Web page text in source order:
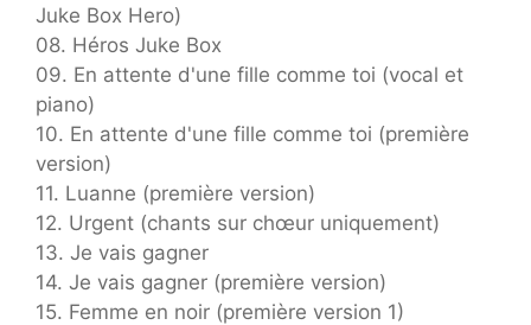
Juke Box Hero)
08. Héros Juke Box
09. En attente d'une fille comme toi (vocal et
piano)
10. En attente d'une fille comme toi (première
version)
11. Luanne (première version)
12. Urgent (chants sur chœur uniquement)
13. Je vais gagner
14. Je vais gagner (première version)
15. Femme en noir (première version 1)